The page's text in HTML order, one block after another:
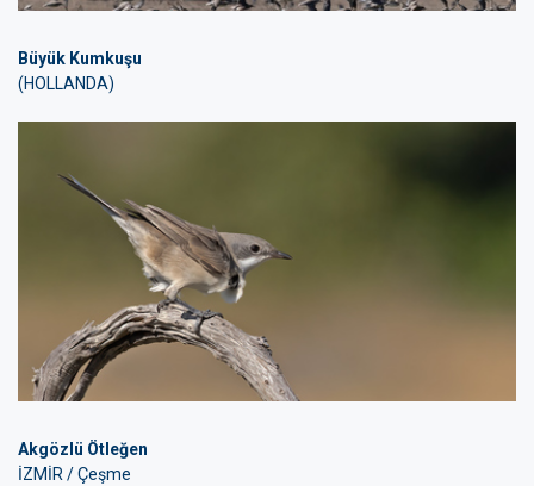
Büyük Kumkuşu
(HOLLANDA)
Akgözlü Ötleğen
İZMİR / Çeşme